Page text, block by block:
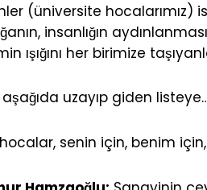
(üniversite hocalarımız)
insanlığın
ışığını her birimize
uzayıp giden
senin için, benim